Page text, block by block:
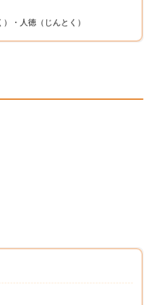
・人徳（じんとく）